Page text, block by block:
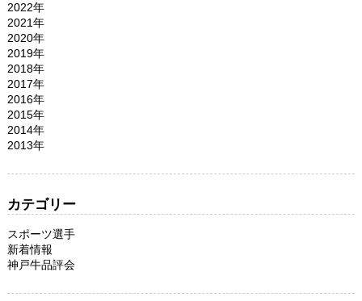
2022年
2021年
2020年
2019年
2018年
2017年
2016年
2015年
2014年
2013年
カテゴリー
スポーツ選手
新着情報
神戸牛品評会